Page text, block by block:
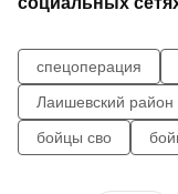
спецоперация
Лаишевский район
бойцы сво